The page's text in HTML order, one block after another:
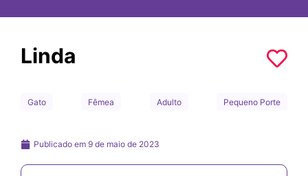
Linda
Gato Fêmea Adulto Pequeno Porte
Publicado em 9 de maio de 2023